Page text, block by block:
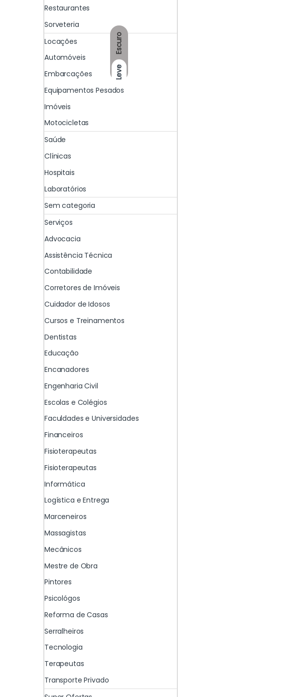
Escuro
Leve
Restaurantes
Sorveteria
Locações
Automóveis
Embarcações
Equipamentos Pesados
Imóveis
Motocicletas
Saúde
Clínicas
Hospitais
Laboratórios
Sem categoria
Serviços
Advocacia
Assistência Técnica
Contabilidade
Corretores de Imóveis
Cuidador de Idosos
Cursos e Treinamentos
Dentistas
Educação
Encanadores
Engenharia Civil
Escolas e Colégios
Faculdades e Universidades
Financeiros
Fisioterapeutas
Fisioterapeutas
Informática
Logística e Entrega
Marceneiros
Massagistas
Mecânicos
Mestre de Obra
Pintores
Psicológos
Reforma de Casas
Serralheiros
Tecnologia
Terapeutas
Transporte Privado